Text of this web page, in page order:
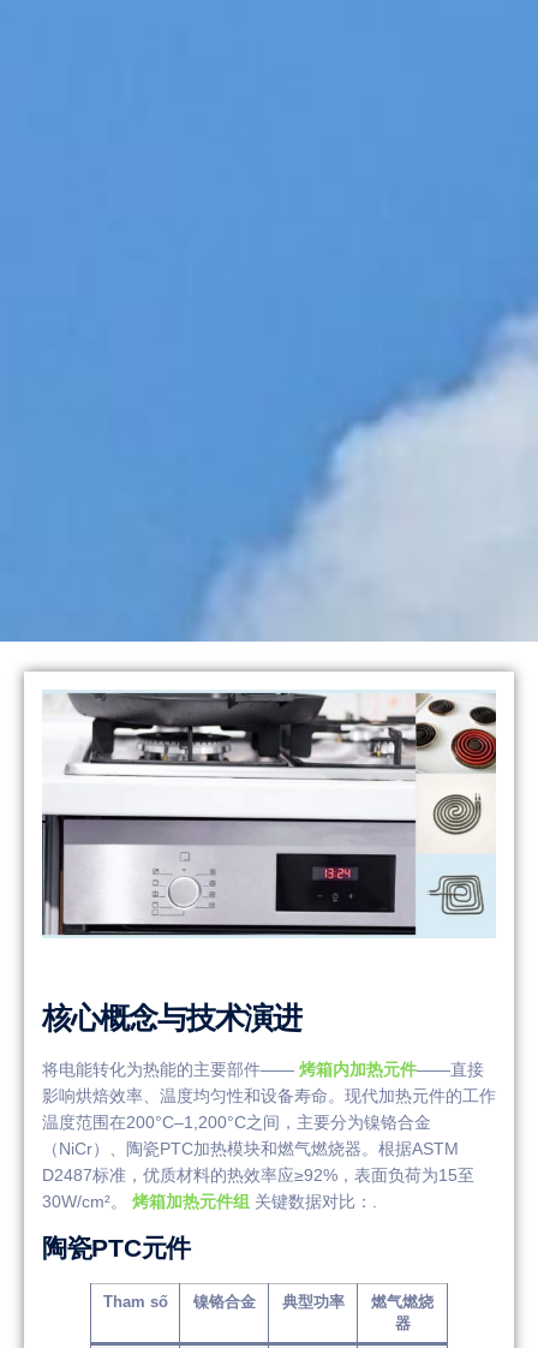
核心概念与技术演进
将电能转化为热能的主要部件—— 烤箱内加热元件——直接
影响烘焙效率、温度均匀性和设备寿命。现代加热元件的工作
温度范围在200°C–1,200°C之间，主要分为镍铬合金
（NiCr）、陶瓷PTC加热模块和燃气燃烧器。根据ASTM
D2487标准，优质材料的热效率应≥92%，表面负荷为15至
30W/cm²。 烤箱加热元件组 关键数据对比：.
陶瓷PTC元件
Tham số 镍铬合金 典型功率
燃气燃烧
器